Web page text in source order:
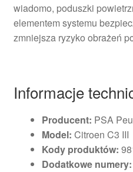
wiadomo, poduszki
elementem systemu
zmniejsza ryzyko obrażeń
Informacje
Producent: PSA
Model: Citroen C3 III
Kody produktów:
Dodatkowe numery: